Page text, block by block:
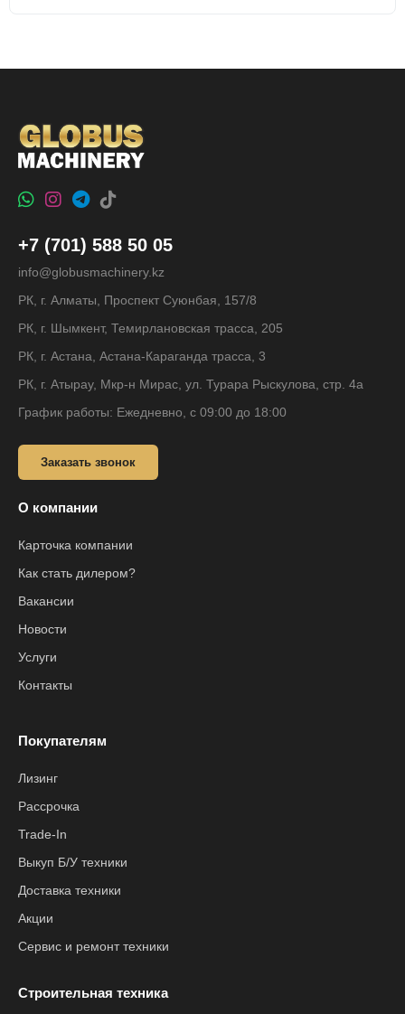
+7 (701) 588 50 05
info@globusmachinery.kz
РК, г. Алматы, Проспект Суюнбая, 157/8
РК, г. Шымкент, Темирлановская трасса, 205
РК, г. Астана, Астана-Караганда трасса, 3
РК, г. Атырау, Мкр-н Мирас, ул. Турара Рыскулова, стр. 4а
График работы: Ежедневно, с 09:00 до 18:00
Заказать звонок
О компании
Карточка компании
Как стать дилером?
Вакансии
Новости
Услуги
Контакты
Покупателям
Лизинг
Рассрочка
Trade-In
Выкуп Б/У техники
Доставка техники
Акции
Сервис и ремонт техники
Строительная техника